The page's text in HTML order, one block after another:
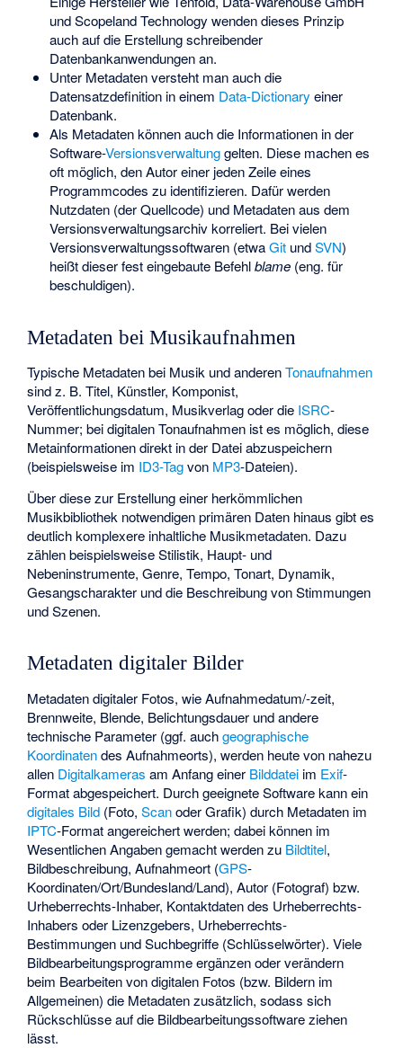
undScopeland Technology wenden dieses Prinzip
auch auf die Erstellung schreibender
Datenbankanwendungen an.
Unter Metadaten versteht man auch die
Datensatzdefinition in einem Data-Dictionary einer
Datenbank.
Als Metadaten können auch die Informationen in der
Software-Versionsverwaltunggelten. Diese machen es
oft möglich, den Autor einer jeden Zeile eines
Programmcodes zu identifizieren. Dafür werden
Nutzdaten (der Quellcode) und Metadaten aus dem
Versionsverwaltungsarchiv korreliert. Bei vielen
Versionsverwaltungssoftwaren (etwaGitundSVN)
heißt dieser fest eingebaute Befehlblame(eng. für
beschuldigen).
Metadaten bei Musikaufnahmen
Typische Metadaten bei Musik und anderenTonaufnahmen
sind z. B. Titel, Künstler, Komponist,
Veröffentlichungsdatum, Musikverlag oder die ISRC-
Nummer; bei digitalen Tonaufnahmen ist es möglich, diese
Metainformationen direkt in der Datei abzuspeichern
(beispielsweise im ID3-Tagvon MP3-Dateien).
Über diese zur Erstellung einer herkömmlichen
Musikbibliothek notwendigen primären Daten hinaus gibt es
deutlich komplexere inhaltliche Musikmetadaten. Dazu
zählen beispielsweise Stilistik, Haupt- und
Nebeninstrumente, Genre, Tempo, Tonart, Dynamik,
Gesangscharakter und die Beschreibung von Stimmungen
und Szenen.
Metadaten digitaler Bilder
Metadaten digitaler Fotos, wie Aufnahmedatum/-zeit,
Brennweite, Blende, Belichtungsdauer und andere
technische Parameter (ggf. auchgeographische
Koordinatendes Aufnahmeorts), werden heute von nahezu
allen Digitalkameras am Anfang einer Bilddatei im Exif-
Format abgespeichert. Durch geeignete Software kann ein
digitales Bild (Foto,Scanoder Grafik) durch Metadaten im
IPTC-Format angereichert werden; dabei können im
Wesentlichen Angaben gemacht werden zu Bildtitel,
Bildbeschreibung, Aufnahmeort (GPS-
Koordinaten/Ort/Bundesland/Land), Autor (Fotograf) bzw.
Urheberrechts-Inhaber, Kontaktdaten des Urheberrechts-
Inhabers oder Lizenzgebers, Urheberrechts-
Bestimmungen und Suchbegriffe (Schlüsselwörter). Viele
Bildbearbeitungsprogramme ergänzen oder verändern
beim Bearbeiten von digitalen Fotos (bzw. Bildern im
Allgemeinen) die Metadaten zusätzlich, sodass sich
Rückschlüsse auf die Bildbearbeitungssoftware ziehen
lässt.